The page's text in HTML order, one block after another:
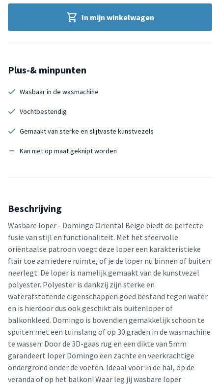
In mijn winkelwagen
Plus-& minpunten
Wasbaar in de wasmachine
Vochtbestendig
Gemaakt van sterke en slijtvaste kunstvezels
Kan niet op maat geknipt worden
Beschrijving
Wasbare loper - Domingo Oriental Beige biedt de perfecte
fusie van stijl en functionaliteit. Met het sfeervolle
oriëntaalse patroon voegt deze loper een karakteristieke
flair toe aan iedere ruimte, of je de loper nu binnen of buiten
neerlegt. De loper is namelijk gemaakt van de kunstvezel
polyester. Polyester is dankzij zijn sterke en
waterafstotende eigenschappen goed bestand tegen water
en is hierdoor dus ook geschikt als buitenloper of
balkonkleed. Domingo is bovendien gemakkelijk schoon te
spuiten met een tuinslang of op 30 graden in de wasmachine
te wassen. Door de 3D-gaas rug en een dikte van 5mm
garandeert loper Domingo een zachte en veerkrachtige
ondergrond onder de voeten. Ideaal voor in de hal, op de
veranda of op het balkon! Waar leg jij wasbare loper